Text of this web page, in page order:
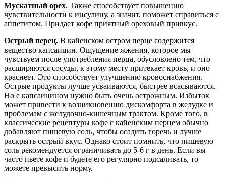
Мускатный орех. Также способствует повышению
чувствительности к инсулину, а значит, поможет справиться с
аппетитом. Придает кофе приятный ореховый привкус.
Острый перец. В кайенском остром перце содержится
вещество капсаицин. Ощущение жжения, которое мы
чувствуем после употребления перца, обусловлено тем, что
расширяются сосуды, к этому месту притекает кровь, и оно
краснеет. Это способствует улучшению кровоснабжения.
Острые продукты лучше усваиваются, быстрее всасываются.
Но с капсаицином нужно быть очень острожным. Избыток
может привести к возникновению дискомфорта в желудке и
проблемам с желудочно-кишечным трактом. Кроме того, в
классические рецептуры кофе с кайенским перцем обычно
добавляют пищевую соль, чтобы осадить горечь и лучше
раскрыть острый вкус. Однако стоит помнить, что пищевую
соль рекомендуется ограничивать до 5-6 г в день. Если вы
часто пьете кофе и будете его регулярно подсаливать, то
можете превысить норму.